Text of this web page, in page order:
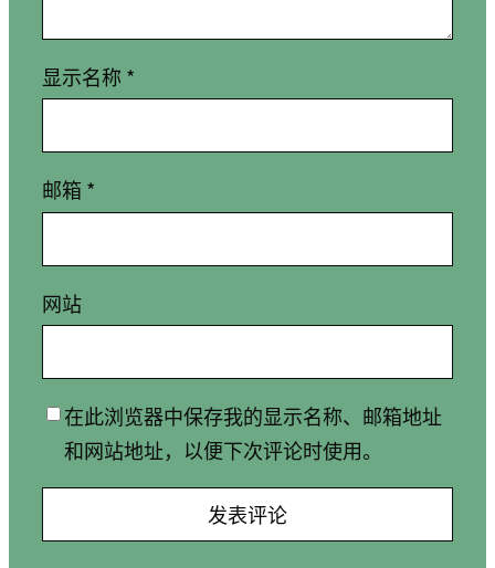
显示名称 *
邮箱 *
网站
在此浏览器中保存我的显示名称、邮箱地址
和网站地址，以便下次评论时使用。